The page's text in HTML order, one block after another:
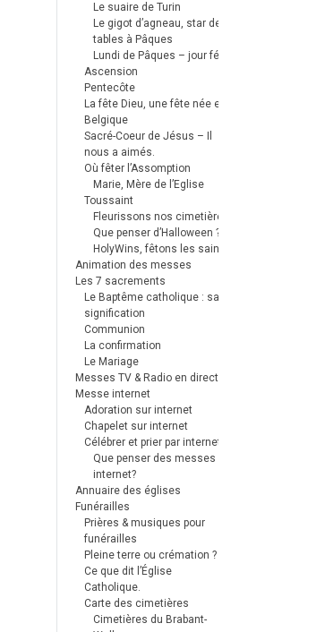
Le suaire de Turin
Le gigot d’agneau, star des
tables à Pâques
Lundi de Pâques – jour férié
Ascension
Pentecôte
La fête Dieu, une fête née en
Belgique
Sacré-Coeur de Jésus – Il
nous a aimés.
Où fêter l’Assomption
Marie, Mère de l’Eglise
Toussaint
Fleurissons nos cimetières
Que penser d’Halloween ?
HolyWins, fêtons les saints !
Animation des messes
Les 7 sacrements
Le Baptême catholique : sa
signification
Communion
La confirmation
Le Mariage
Messes TV & Radio en direct
Messe internet
Adoration sur internet
Chapelet sur internet
Célébrer et prier par internet
Que penser des messes
internet?
Annuaire des églises
Funérailles
Prières & musiques pour
funérailles
Pleine terre ou crémation ?
Ce que dit l’Église
Catholique.
Carte des cimetières
Cimetières du Brabant-